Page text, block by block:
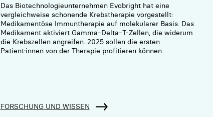
Das Biotechnologieunternehmen Evobright hat eine
vergleichweise schonende Krebstherapie vorgestellt:
Medikamentöse Immuntherapie auf molekularer Basis. Das
Medikament aktiviert Gamma-Delta-T-Zellen, die widerum
die Krebszellen angreifen. 2025 sollen die ersten
Patient:innen von der Therapie profitieren können.
FORSCHUNG UND WISSEN